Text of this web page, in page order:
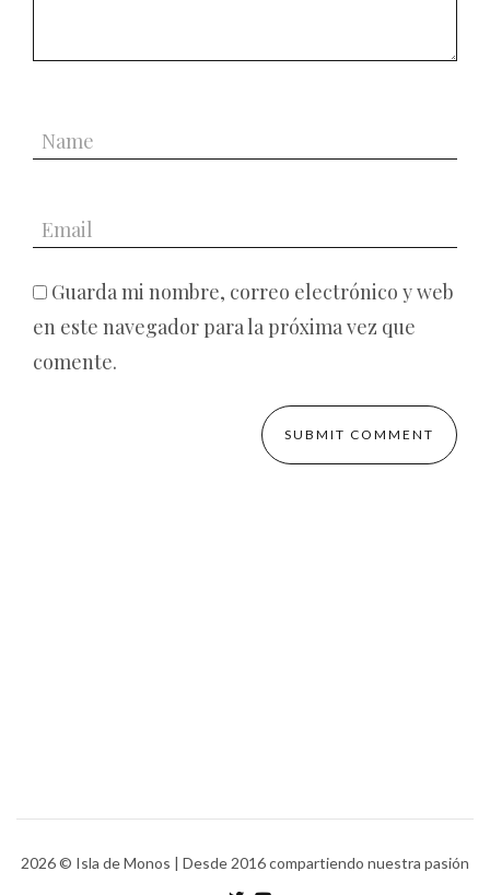
Guarda mi nombre, correo electrónico y web
en este navegador para la próxima vez que
comente.
2026© Isla de Monos | Desde 2016 compartiendo nuestra pasión